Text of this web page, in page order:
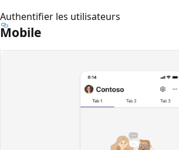
Authentifier les utilisateurs
Mobile